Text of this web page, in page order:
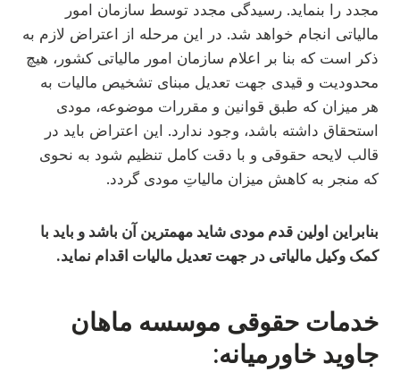
مجدد را بنماید. رسیدگی مجدد توسط سازمان امور
مالیاتی انجام خواهد شد. در این مرحله از اعتراض لازم به
ذکر است که بنا بر اعلام سازمان امور مالیاتی کشور، هیچ
محدودیت و قیدی جهت تعدیل مبنای تشخیص مالیات به
هر میزان که طبق قوانین و مقررات موضوعه، مودی
استحقاق داشته باشد، وجود ندارد. این اعتراض باید در
قالب لایحه حقوقی و با دقت کامل تنظیم شود به نحوی
که منجر به کاهش میزان مالیاتِ مودی گردد.
بنابراین اولین قدم مودی شاید مهمترین آن باشد و باید با
کمک وکیل مالیاتی در جهت تعدیل مالیات اقدام نماید.
خدمات حقوقی موسسه ماهان
جاوید خاورمیانه: